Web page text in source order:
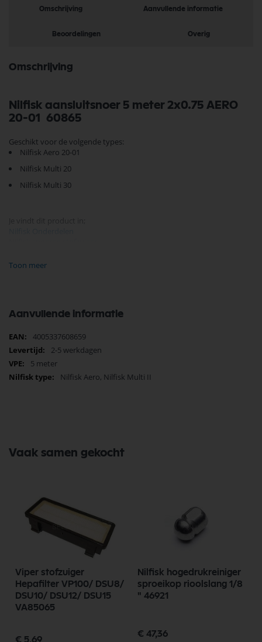
Omschrijving Aanvullende informatie
Beoordelingen Overig
Omschrijving
Nilfisk aansluitsnoer 5 meter 2x0.75 AERO
20-01 60865
Geschikt voor de volgende types:
Nilfisk Aero 20-01
Nilfisk Multi 20
Nilfisk Multi 30
Nilfisk Multi II
Nilfisk Aero
Nilfisk Onderdelen
Koop nu de Nilfisk aansluitsnoersnoer 5 meter 2x0.75 Aero 20-01
60865 van het merk Nilfisk. Nilfisk Onderdelen biedt hoogwaardige
oplossingen voor diverse toepassingen. Bij Selectra Hengelo vindt u
Toon meer
Aanvullende informatie
Meer
informatie
4005337608659
2-5 werkdagen
5 meter
Nilfisk Aero, Nilfisk Multi II
Vaak samen gekocht
Viper stofzuiger
Hepafilter VP100/ DSU8/
DSU10/ DSU12/ DSU15
VA85065
€ 5,69
Nilfisk hogedrukreiniger
sproeikop rioolslang 1/8
" 46921
€ 47,36